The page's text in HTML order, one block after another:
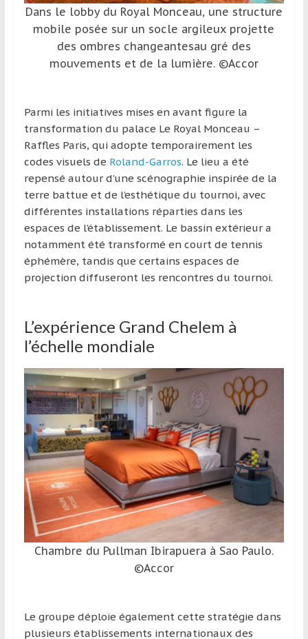
Dans le lobby du Royal Monceau, une structure
mobile posée sur un socle argileux projette
des ombres changeantesau gré des
mouvements et de la lumière. ©Accor
Parmi les initiatives mises en avant figure la
transformation du palace Le Royal Monceau –
Raffles Paris, qui adopte temporairement les
codes visuels de Roland-Garros. Le lieu a été
repensé autour d’une scénographie inspirée de la
terre battue et de l’esthétique du tournoi, avec
différentes installations réparties dans les
espaces de l’établissement. Le bassin extérieur a
notamment été transformé en court de tennis
éphémère, tandis que certains espaces de
projection diffuseront les rencontres du tournoi.
L’expérience Grand Chelem à
l’échelle mondiale
Chambre du Pullman Ibirapuera à Sao Paulo.
©Accor
Le groupe déploie également cette stratégie dans
plusieurs établissements internationaux des